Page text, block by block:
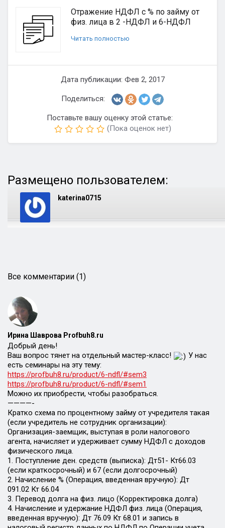
Отражение НДФЛ с % по займу от
физ. лица в 2 -НДФЛ и 6-НДФЛ
Читать полностью
Дата публикации: Фев 2, 2017
Поделиться:
Поставьте вашу оценку этой статье:
(Пока оценок нет)
Размещено пользователем:
katerina0715
Все комментарии (1)
Ирина Шаврова Profbuh8.ru
Добрый день!
Ваш вопрос тянет на отдельный мастер-класс!
У нас
есть семинары на эту тему:
https://profbuh8.ru/product/6-ndfl/#sem3
https://profbuh8.ru/product/6-ndfl/#sem1
Можно их приобрести, чтобы разобраться.
————-
Кратко схема по процентному займу от учредителя такая
(если учредитель не сотрудник организации):
Организация-заемщик, выступая в роли налогового
агента, начисляет и удерживает сумму НДФЛ с доходов
физического лица.
1. Поступление ден. средств (выписка): Дт51- Кт66.03
(если краткосрочный) и 67 (если долгосрочный)
2. Начисление % (Операция, введенная вручную): Дт
091.02 Кт 66.04
3. Перевод долга на физ. лицо (Корректировка долга)
4. Начисление и удержание НДФЛ физ. лица (Операция,
введенная вручную): Дт 76.09 Кт 68.01 и запись в